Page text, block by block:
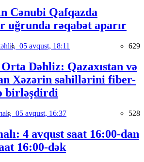
Cənubi Qafqazda
uğrunda rəqabət aparır
05 avqust, 18:11 629
Dəhliz: Qazaxıstan və
Xəzərin sahillərini fiber-
birləşdirdi
05 avqust, 16:37 528
4 avqust saat 16:00-dan
16:00-dək